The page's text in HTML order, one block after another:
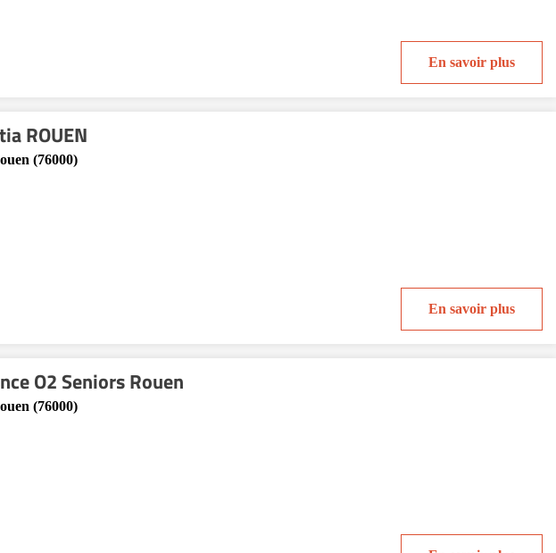
En savoir plus
ROUEN
(76000)
En savoir plus
O2 Seniors Rouen
(76000)